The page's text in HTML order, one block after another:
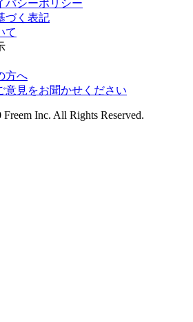
バシーポリシー
づく表記
て
方へ
意見をお聞かせください
Inc. All Rights Reserved.